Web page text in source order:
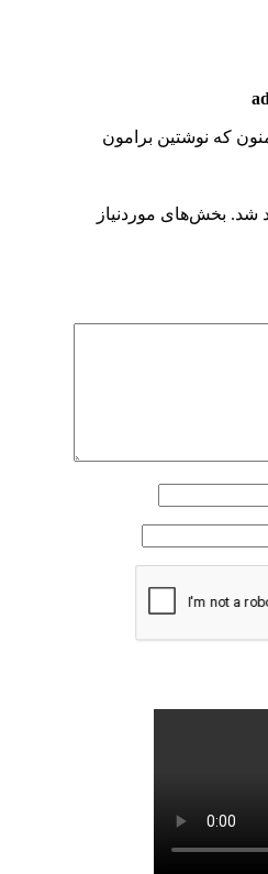
که نوشتین برامون
شد. بخش‌های موردنیاز